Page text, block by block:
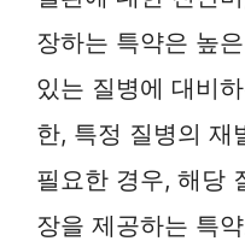
장하는 특약은 높
있는 질병에 대비
한, 특정 질병의 재
필요한 경우, 해당
장을 제공하는 특